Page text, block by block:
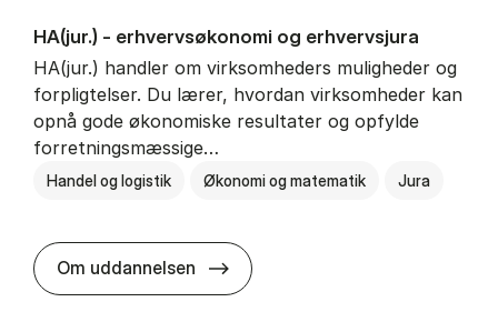
HA(jur.) - erhvervs­økonomi og erhvervs­jura
HA(jur.) handler om virksomheders muligheder og
forpligtelser. Du lærer, hvordan virksomheder kan
opnå gode økonomiske resultater og opfylde
forretningsmæssige…
Handel og logistik Økonomi og matematik Jura
Om uddannelsen HA(jur.) - erhvervs­økonomi og